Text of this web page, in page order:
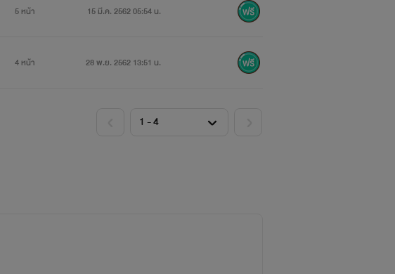
5 หน้า 15 มี.ค. 2562 05:54 น.
4 หน้า 28 พ.ย. 2562 13:51 น.